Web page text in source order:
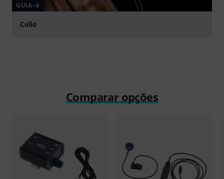
GUIA
Cello
Comparar opções